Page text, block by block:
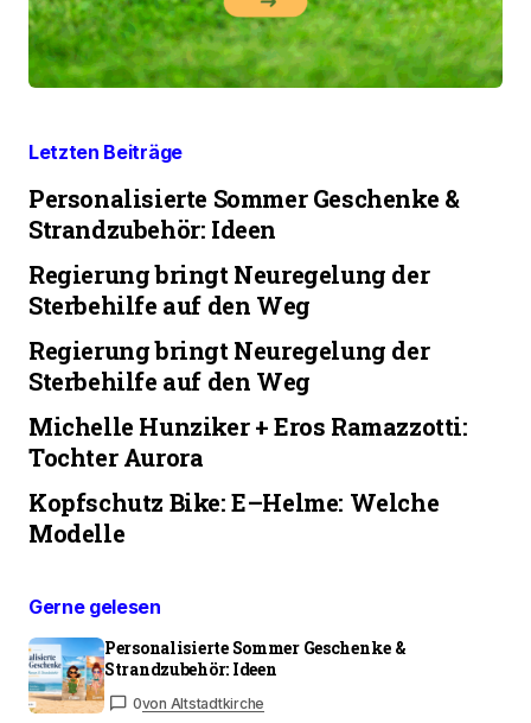
Letzten Beiträge
Personalisierte Sommer Geschenke &
Strandzubehör: Ideen
Regierung bringt Neuregelung der
Sterbehilfe auf den Weg
Regierung bringt Neuregelung der
Sterbehilfe auf den Weg
Michelle Hunziker + Eros Ramazzotti:
Tochter Aurora
Kopfschutz Bike: E–Helme: Welche
Modelle
Gerne gelesen
Personalisierte Sommer Geschenke &
Strandzubehör: Ideen
0von Altstadtkirche